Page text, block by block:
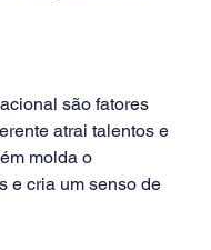
são fatores
atrai talentos e
molda o
e cria um senso de